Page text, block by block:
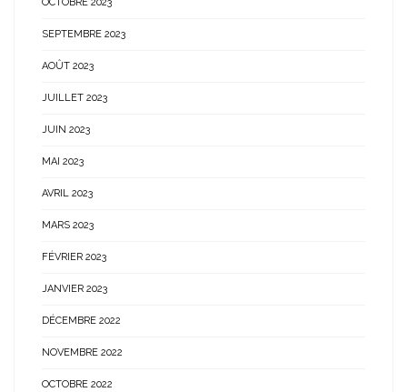
SEPTEMBRE 2023
AOÛT 2023
JUILLET 2023
JUIN 2023
MAI 2023
AVRIL 2023
MARS 2023
FÉVRIER 2023
JANVIER 2023
DÉCEMBRE 2022
NOVEMBRE 2022
OCTOBRE 2022